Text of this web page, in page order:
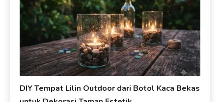
DIY Tempat Lilin Outdoor dari Botol Kaca Bekas